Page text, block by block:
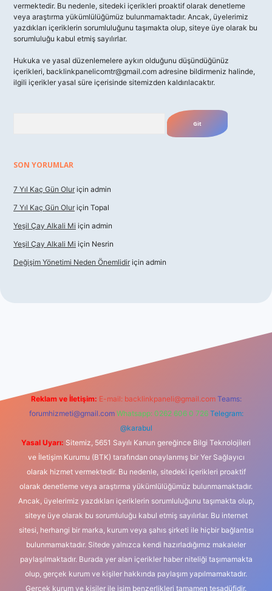
vermektedir. Bu nedenle, sitedeki içerikleri proaktif olarak denetleme
veya araştırma yükümlülüğümüz bulunmamaktadır. Ancak, üyelerimiz
yazdıkları içeriklerin sorumluluğunu taşımakta olup, siteye üye olarak bu
sorumluluğu kabul etmiş sayılırlar.
Hukuka ve yasal düzenlemelere aykırı olduğunu düşündüğünüz
içerikleri, backlinkpanelicomtr@gmail.com adresine bildirmeniz halinde,
ilgili içerikler yasal süre içerisinde sitemizden kaldırılacaktır.
SON YORUMLAR
7 Yıl Kaç Gün Olur için admin
7 Yıl Kaç Gün Olur için Topal
Yeşil Çay Alkali Mi için admin
Yeşil Çay Alkali Mi için Nesrin
Değişim Yönetimi Neden Önemlidir için admin
Reklam ve İletişim: E-mail: backlinkpaneli@gmail.com Teams:
forumhizmeti@gmail.com Whatsapp: 0262 606 0 726 Telegram:
@karabul
Yasal Uyarı: Sitemiz, 5651 Sayılı Kanun gereğince Bilgi Teknolojileri
ve İletişim Kurumu (BTK) tarafından onaylanmış bir Yer Sağlayıcı
olarak hizmet vermektedir. Bu nedenle, sitedeki içerikleri proaktif
olarak denetleme veya araştırma yükümlülüğümüz bulunmamaktadır.
Ancak, üyelerimiz yazdıkları içeriklerin sorumluluğunu taşımakta olup,
siteye üye olarak bu sorumluluğu kabul etmiş sayılırlar. Bu internet
sitesi, herhangi bir marka, kurum veya şahıs şirketi ile hiçbir bağlantısı
bulunmamaktadır. Sitede yalnızca kendi hazırladığımız makaleler
paylaşılmaktadır. Burada yer alan içerikler haber niteliği taşımamakta
olup, gerçek kurum ve kişiler hakkında paylaşım yapılmamaktadır.
Gerçek kurum ve kişiler ile isim benzerlikleri tamamen tesadüfidir.